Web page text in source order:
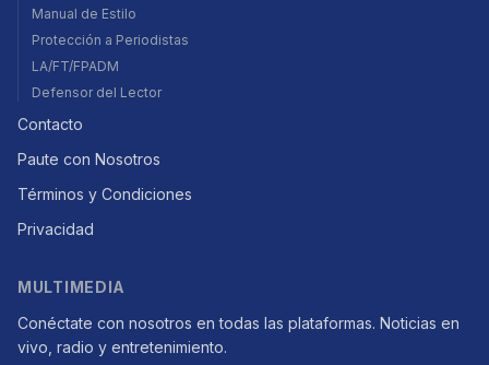
Manual de Estilo
Protección a Periodistas
LA/FT/FPADM
Defensor del Lector
Contacto
Paute con Nosotros
Términos y Condiciones
Privacidad
MULTIMEDIA
Conéctate con nosotros en todas las plataformas. Noticias en
vivo, radio y entretenimiento.